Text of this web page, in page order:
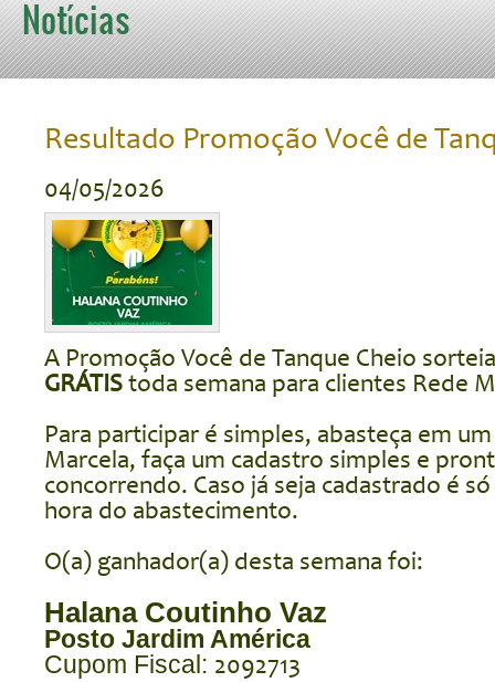
Notícias
Resultado Promoção Você de
04/05/2026
A Promoção Você de Tanque Cheio
GRÁTIStoda semana para clientes Rede
Para participar é simples, abasteça em
Marcela, faça um cadastro simples e
concorrendo. Caso já seja cadastrado é
hora do abastecimento.
O(a) ganhador(a) desta semana foi:
Halana Coutinho Vaz
Posto Jardim América
Cupom Fiscal: 2092713